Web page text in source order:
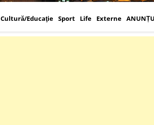
Cultură/Educaţie Sport Life Externe